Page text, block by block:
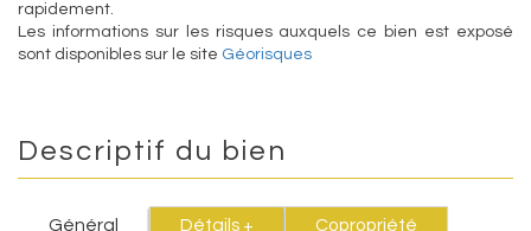
rapidement.
Les informations sur les risques auxquels ce bien est exposé
sont disponibles sur le site Géorisques
Descriptif du bien
Général Détails + Copropriété